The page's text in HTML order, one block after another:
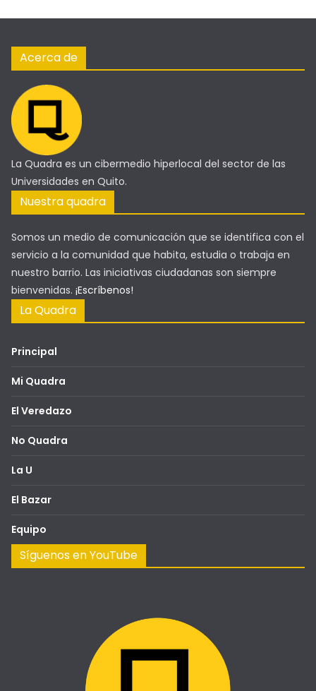
Acerca de
La Quadra es un cibermedio hiperlocal del sector de las
Universidades en Quito.
Nuestra quadra
Somos un medio de comunicación que se identifica con el
servicio a la comunidad que habita, estudia o trabaja en
nuestro barrio. Las iniciativas ciudadanas son siempre
bienvenidas. ¡Escríbenos!
La Quadra
Principal
Mi Quadra
El Veredazo
No Quadra
La U
El Bazar
Equipo
Síguenos en YouTube